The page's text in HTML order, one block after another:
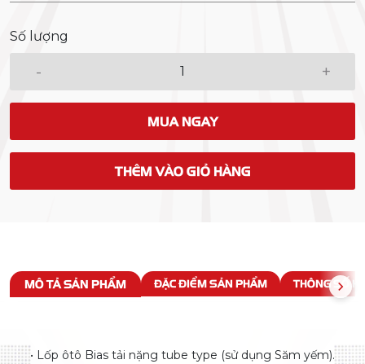
Số lượng
- +
MUA NGAY
THÊM VÀO GIỎ HÀNG
MÔ TẢ SẢN PHẨM ĐẶC ĐIỂM SẢN PHẨM THÔNG SỐ
• Lốp ôtô Bias tải nặng tube type (sử dụng Săm yếm).